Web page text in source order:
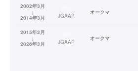
2002年3月
↓
2014年3月
JGAAP
オークマ
2015年3月
↓
2026年3月
JGAAP
オークマ